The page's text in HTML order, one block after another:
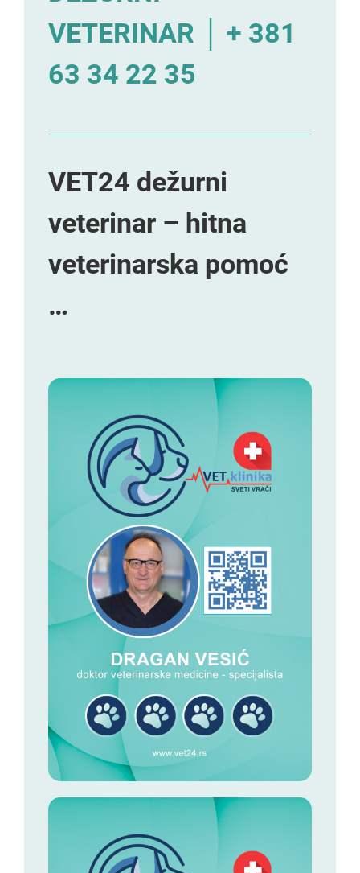
VETERINAR │ + 381
63 34 22 35
VET24 dežurni
veterinar – hitna
veterinarska pomoć
…